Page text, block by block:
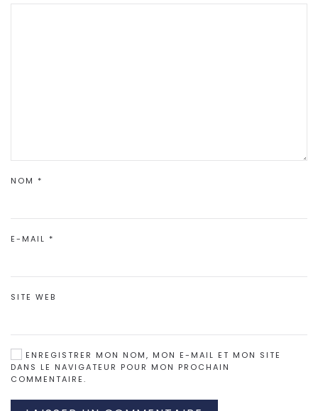
NOM *
E-MAIL *
SITE WEB
ENREGISTRER MON NOM, MON E-MAIL ET MON SITE
DANS LE NAVIGATEUR POUR MON PROCHAIN
COMMENTAIRE.